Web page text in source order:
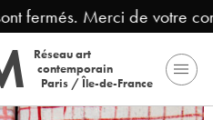
fermés. Merci de votre
Réseau art
contemporain
Paris / Île-de-France